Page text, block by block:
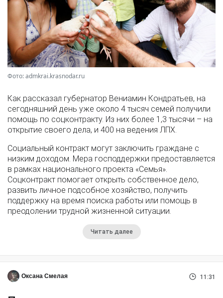
Фото: admkrai.krasnodar.ru
Как рассказал губернатор Вениамин Кондратьев, на
сегодняшний день уже около 4 тысяч семей получили
помощь по соцконтракту. Из них более 1,3 тысячи – на
открытие своего дела, и 400 на ведения ЛПХ.
Социальный контракт могут заключить граждане с
низким доходом. Мера господдержки предоставляется
в рамках национального проекта «Семья».
Соцконтракт помогает открыть собственное дело,
развить личное подсобное хозяйство, получить
поддержку на время поиска работы или помощь в
преодолении трудной жизненной ситуации.
Читать далее
Оксана Смелая 11:31